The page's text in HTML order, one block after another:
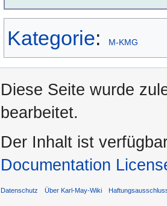
Kategorie: M-KMG
Diese Seite wurde
bearbeitet.
Der Inhalt ist
Documentation
Datenschutz Über Karl-May-Wiki